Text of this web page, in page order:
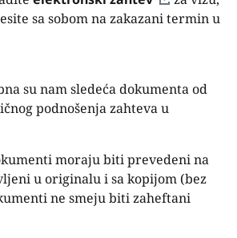
sa sobom na zakazani termin u
su nam sledeća dokumenta od
podnošenja zahteva u
moraju biti prevedeni na
u originalu i sa kopijom (bez
ne smeju biti zaheftani